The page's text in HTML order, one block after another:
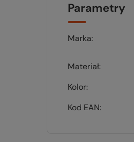
Parametry
Marka
Materiał
Kolor
Kod EAN